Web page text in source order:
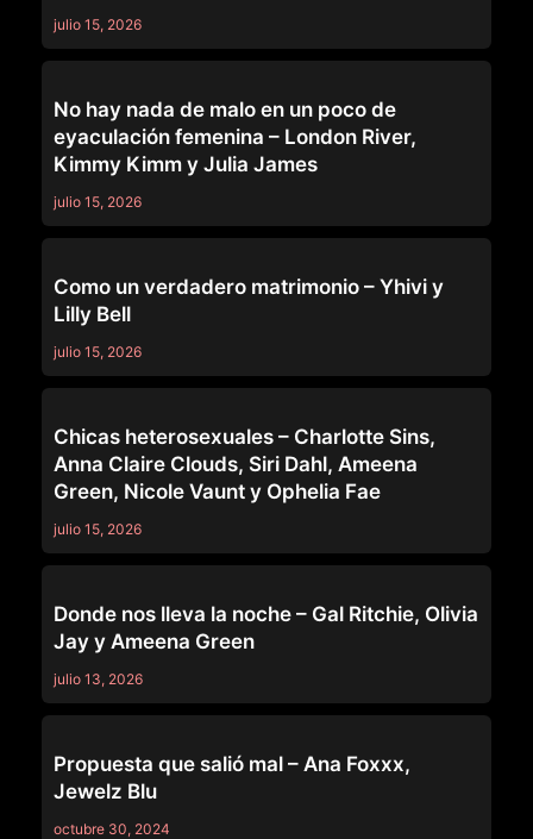
julio 15, 2026
No hay nada de malo en un poco de
eyaculación femenina – London River,
Kimmy Kimm y Julia James
julio 15, 2026
Como un verdadero matrimonio – Yhivi y
Lilly Bell
julio 15, 2026
Chicas heterosexuales – Charlotte Sins,
Anna Claire Clouds, Siri Dahl, Ameena
Green, Nicole Vaunt y Ophelia Fae
julio 15, 2026
Donde nos lleva la noche – Gal Ritchie, Olivia
Jay y Ameena Green
julio 13, 2026
Propuesta que salió mal – Ana Foxxx,
Jewelz Blu
octubre 30, 2024